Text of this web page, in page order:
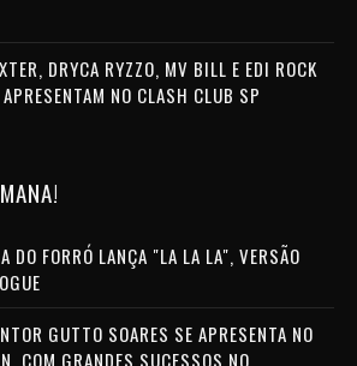
DRYCA RYZZO, MV BILL E EDI ROCK
APRESENTAM NO CLASH CLUB SP
DO FORRÓ LANÇA "LA LA LA", VERSÃO
GUTTO SOARES SE APRESENTA NO
COM GRANDES SUCESSOS NO